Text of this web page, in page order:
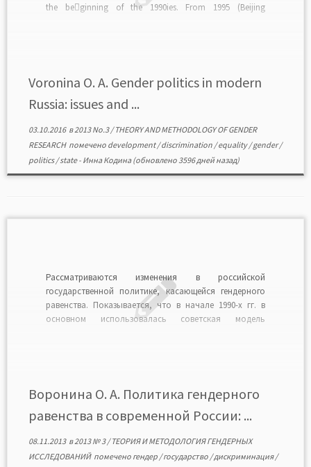
the be￾ginning of the 1990ies. From 1995 (Beijing
Voronina О. А. Gender politics in modern
Russia: issues and ...
03.10.2016в2013 No.3/THEORY AND METHODOLOGY OF GENDER
RESEARCH помечено development/discrimination /equality/gender/
politics/state- Инна Кодина(обновлено 3596 дней назад)
Рассматриваются изменения в российской
государственной политике, касающейся гендерного
равенства. Показывается, что в начале 1990-х гг. в
основном использовалась советская модель
наблюдается сворачивание проблематики
гендерного равенства и откат […]
Воронина О. А. Политика гендерного
равенства в современной России: ...
08.11.2013в2013 № 3/ТЕОРИЯ И МЕТОДОЛОГИЯ ГЕНДЕРНЫХ
ИССЛЕДОВАНИЙ помечено гендер /государство /дискриминация/